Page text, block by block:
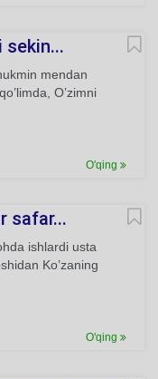
sekin...
mendan
O’zimni
O'qing
safar...
ishlardi usta
Ko’zaning
O'qing